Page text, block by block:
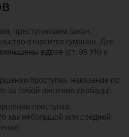
преступившим закон,
относится гуманно. Для
вдвое (ст. 95 УК) и
проступка, наказание по
за собой лишения свободы;
проступка,
как небольшой или средней